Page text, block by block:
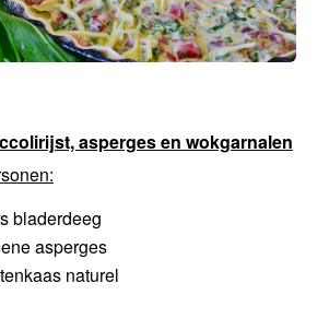
asperges en wokgarnalen
bladerdeeg
asperges
naturel